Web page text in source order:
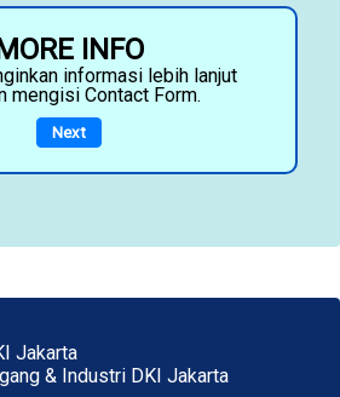
MORE INFO
informasi lebih lanjut
mengisi Contact Form.
Next
Jakarta
& Industri DKI Jakarta